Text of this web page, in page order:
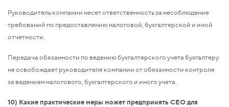
Руководитель компании несет ответственность за несоблюдение
требований по предоставлению налоговой, бухгалтерской и иной
отчетности.
Передача обязанности по ведению бухгалтерского учета бухгалтеру
не освобождает руководителя компании от обязанности контроля
за ведением налогового, бухгалтерского и иного учета.
10) Какие практические меры может предпринять CEO для